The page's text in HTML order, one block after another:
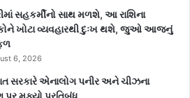
સહકર્મીનો સાથ મળશે, આ રાશિના
ખોટા વ્યવહારથી દુઃખ થશે, જુઓ આજનું
6, 2026
સરકારે એનાલોગ પનીર અને ચીઝના
પર મૂક્યો પ્રતિબંધ